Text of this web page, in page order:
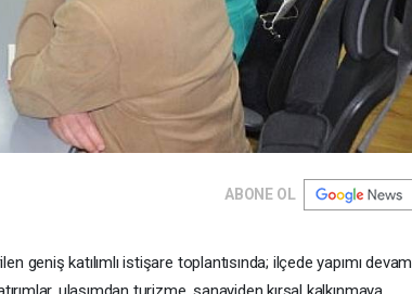
ABONE OL
geniş katılımlı istişare toplantısında; ilçede yapımı devam